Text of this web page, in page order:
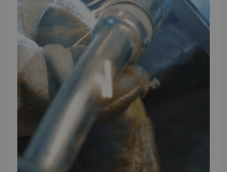
Youtube
Instagram
TMP BRAND SHOPS